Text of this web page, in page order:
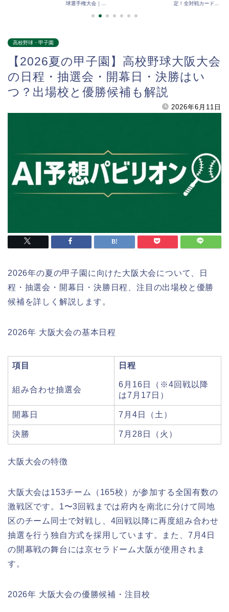
球選手権大会｜...
定！全対戦カード...
高校野球・甲子園
【2026夏の甲子園】高校野球大阪大会
の日程・抽選会・開幕日・決勝はい
つ？出場校と優勝候補も解説
2026年6月11日
2026年の夏の甲子園に向けた大阪大会について、日
程・抽選会・開幕日・決勝日程、注目の出場校と優勝
候補を詳しく解説します。
2026年 大阪大会の基本日程
項目 日程
組み合わせ抽選会
6月16日（※4回戦以降
は7月17日）
開幕日 7月4日（土）
決勝 7月28日（火）
大阪大会の特徴
大阪大会は153チーム（165校）が参加する全国有数の
激戦区です。1〜3回戦までは府内を南北に分けて同地
区のチーム同士で対戦し、4回戦以降に再度組み合わせ
抽選を行う独自方式を採用しています。また、7月4日
の開幕戦の舞台には京セラドーム大阪が使用されま
す。
2026年 大阪大会の優勝候補・注目校